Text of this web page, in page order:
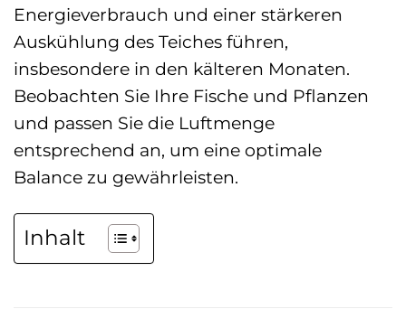
Energieverbrauch und einer stärkeren
Auskühlung des Teiches führen,
insbesondere in den kälteren Monaten.
Beobachten Sie Ihre Fische und Pflanzen
und passen Sie die Luftmenge
entsprechend an, um eine optimale
Balance zu gewährleisten.
Inhalt